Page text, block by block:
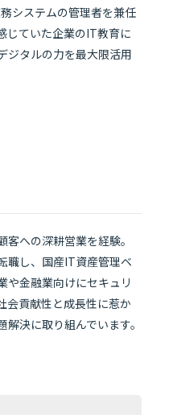
システムの管理者を兼任
じていた企業のIT教育に
ジタルの力を最大限活用
への深耕営業を経験。
職し、国産IT資産管理ベ
や金融業向けにセキュリ
会貢献性と成長性に惹か
決に取り組んでいます。